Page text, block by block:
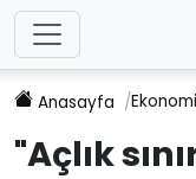
Anasayfa Ekonomi
"Açlık